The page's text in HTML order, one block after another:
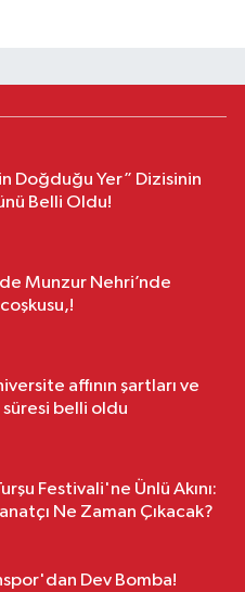
Doğduğu Yer” Dizisinin
Belli Oldu!
Munzur Nehri’nde
affının şartları ve
süresi belli oldu
Festivali'ne Ünlü Akını:
Ne Zaman Çıkacak?
Dev Bomba!